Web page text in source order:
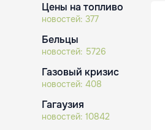
Цены на топливо
новостей: 377
Бельцы
новостей: 5726
Газовый кризис
новостей: 408
Гагаузия
новостей: 10842